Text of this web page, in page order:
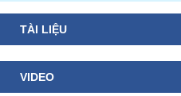
TÀI LIỆU
VIDEO